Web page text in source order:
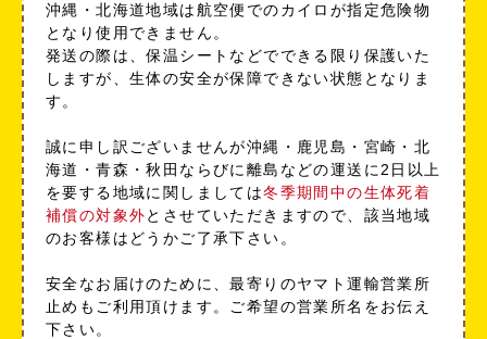
沖縄・北海道地域は航空便でのカイロが指定危険物
となり使用できません。
発送の際は、保温シートなどでできる限り保護いた
しますが、生体の安全が保障できない状態となりま
す。
誠に申し訳ございませんが沖縄・鹿児島・宮崎・北
海道・青森・秋田ならびに離島などの運送に2日以上
を要する地域に関しましては冬季期間中の生体死着
補償の対象外とさせていただきますので、該当地域
のお客様はどうかご了承下さい。
安全なお届けのために、最寄りのヤマト運輸営業所
止めもご利用頂けます。ご希望の営業所名をお伝え
下さい。